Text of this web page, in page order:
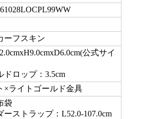
ーフスキン
公式サイ
ドロップ：3.5cm
×ライトゴールド金具
袋
ーストラップ：L52.0-107.0cm